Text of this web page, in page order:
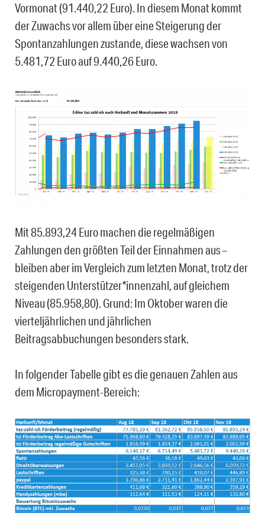
Vormonat (91.440,22 Euro). In diesem Monat kommt
der Zuwachs vor allem über eine Steigerung der
Spontanzahlungen zustande, diese wachsen von
5.481,72 Euro auf 9.440,26 Euro.
Mit 85.893,24 Euro machen die regelmäßigen
Zahlungen den größten Teil der Einnahmen aus –
bleiben aber im Vergleich zum letzten Monat, trotz der
steigenden Unterstützer*innenzahl, auf gleichem
Niveau (85.958,80). Grund: Im Oktober waren die
vierteljährlichen und jährlichen
Beitragsabbuchungen besonders stark.
In folgender Tabelle gibt es die genauen Zahlen aus
dem Micropayment-Bereich: